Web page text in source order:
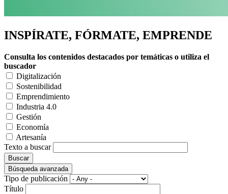
INSPÍRATE, FÓRMATE, EMPRENDE
Consulta los contenidos destacados por temáticas o utiliza el
buscador
Digitalización
Sostenibilidad
Emprendimiento
Industria 4.0
Gestión
Economía
Artesanía
Texto a buscar
Búsqueda avanzada
Tipo de publicación
Título